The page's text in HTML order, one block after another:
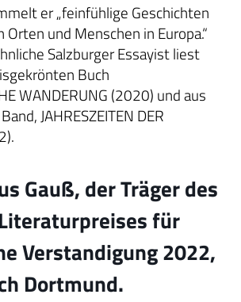
er „feinfühlige Geschichten
und Menschen in Europa.“
Salzburger Essayist liest
Buch
WANDERUNG (2020) und aus
JAHRESZEITEN DER
Gauß, der Träger des
für
Verstandigung 2022,
Dortmund.